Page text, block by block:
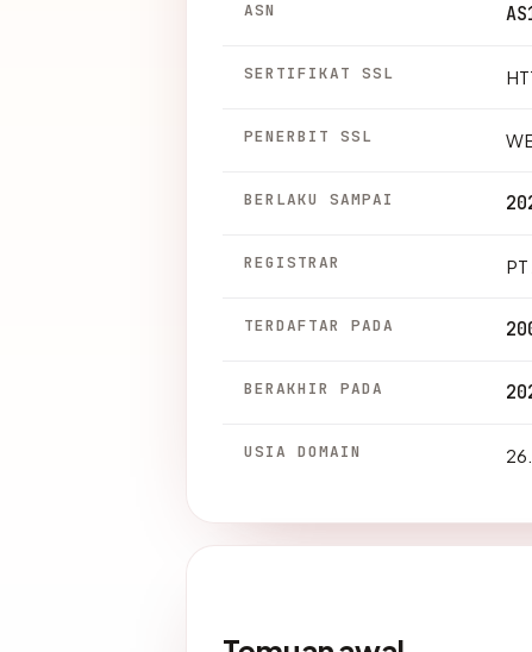
ASN
SERTIFIKAT SSL
PENERBIT SSL
BERLAKU SAMPAI
REGISTRAR
TERDAFTAR PADA
BERAKHIR PADA
USIA DOMAIN